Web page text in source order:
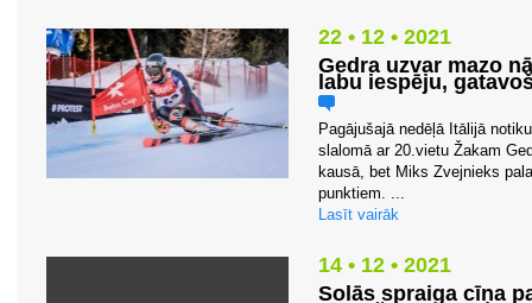
22 • 12 • 2021
Gedra uzvar mazo
labu iespēju,
Pagājušajā nedēļā Itālijā
slalomā ar 20.vietu Žakam
kausā, bet Miks Zvejnieks
punktiem. ...
Lasīt vairāk
14 • 12 • 2021
Solās spraiga cīņa